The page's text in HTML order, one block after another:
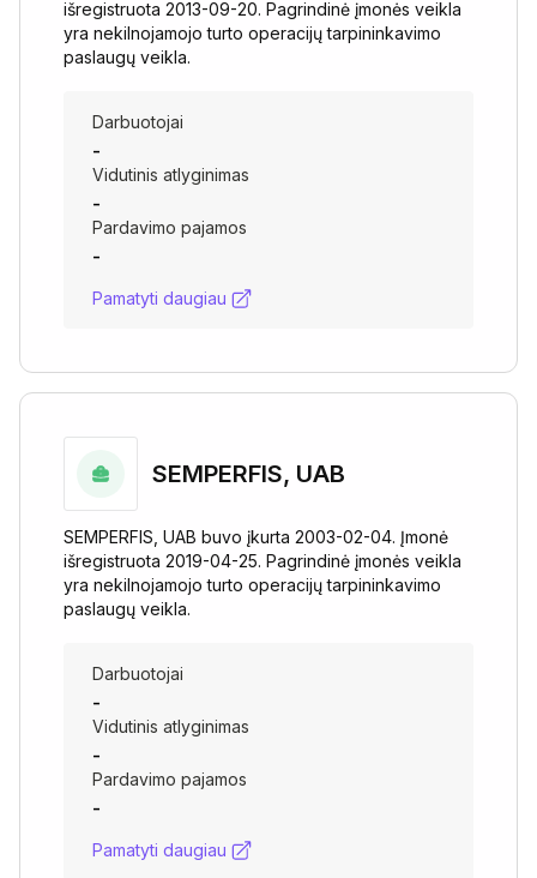
išregistruota 2013-09-20. Pagrindinė įmonės veikla
yra nekilnojamojo turto operacijų tarpininkavimo
paslaugų veikla.
Darbuotojai
-
Vidutinis atlyginimas
-
Pardavimo pajamos
-
Pamatyti daugiau
SEMPERFIS, UAB
SEMPERFIS, UAB buvo įkurta 2003-02-04. Įmonė
išregistruota 2019-04-25. Pagrindinė įmonės veikla
yra nekilnojamojo turto operacijų tarpininkavimo
paslaugų veikla.
Darbuotojai
-
Vidutinis atlyginimas
-
Pardavimo pajamos
-
Pamatyti daugiau